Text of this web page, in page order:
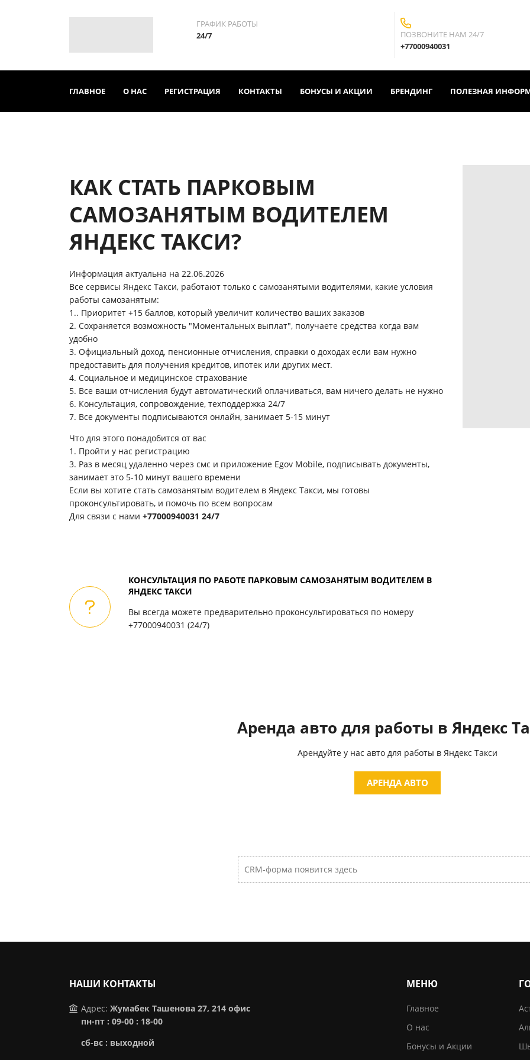
ГРАФИК РАБОТЫ
24/7
ПОЗВОНИТЕ НАМ 24/7
+77000940031
ГЛАВНОЕ О НАС РЕГИСТРАЦИЯ КОНТАКТЫ БОНУСЫ И АКЦИИ БРЕНДИНГ ПОЛЕЗНАЯ
КАК СТАТЬ ПАРКОВЫМ
САМОЗАНЯТЫМ ВОДИТЕЛЕМ
ЯНДЕКС ТАКСИ?
Информация актуальна на 22.06.2026
Все сервисы Яндекс Такси, работают только с самозанятыми водителями, какие условия
работы самозанятым:
1.. Приоритет +15 баллов, который увеличит количество ваших заказов
2. Сохраняется возможность "Моментальных выплат", получаете средства когда вам
удобно
3. Официальный доход, пенсионные отчисления, справки о доходах если вам нужно
предоставить для получения кредитов, ипотек или других мест.
4. Социальное и медицинское страхование
5. Все ваши отчисления будут автоматический оплачиваться, вам ничего делать не нужно
6. Консультация, сопровождение, техподдержка 24/7
7. Все документы подписываются онлайн, занимает 5-15 минут
Что для этого понадобится от вас
1. Пройти у нас регистрацию
3. Раз в месяц удаленно через смс и приложение Egov Mobile, подписывать документы,
занимает это 5-10 минут вашего времени
Если вы хотите стать самозанятым водителем в Яндекс Такси, мы готовы
проконсультировать, и помочь по всем вопросам
Для связи с нами +77000940031 24/7
КОНСУЛЬТАЦИЯ ПО РАБОТЕ ПАРКОВЫМ САМОЗАНЯТЫМ ВОДИТЕЛЕМ В
ЯНДЕКС ТАКСИ
Вы всегда можете предварительно проконсультироваться по номеру
+77000940031 (24/7)
Аренда авто для работы в Яндекс
Арендуйте у нас авто для работы в Яндекс Такси
АРЕНДА АВТО
CRM-форма появится здесь
НАШИ КОНТАКТЫ
Адрес: Жумабек Ташенова 27, 214 офис
пн-пт : 09-00 : 18-00
сб-вс : выходной
МЕНЮ
Главное
О нас
Бонусы и Акции